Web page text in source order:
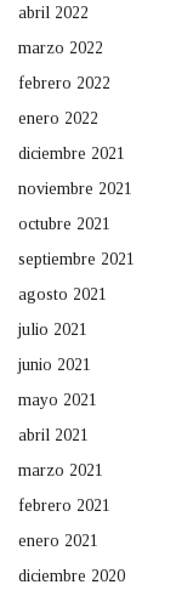
abril 2022
marzo 2022
febrero 2022
enero 2022
diciembre 2021
noviembre 2021
octubre 2021
septiembre 2021
agosto 2021
julio 2021
junio 2021
mayo 2021
abril 2021
marzo 2021
febrero 2021
enero 2021
diciembre 2020